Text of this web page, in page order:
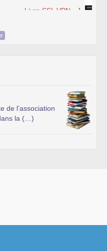
T. Speed - Accès Web et
l’association